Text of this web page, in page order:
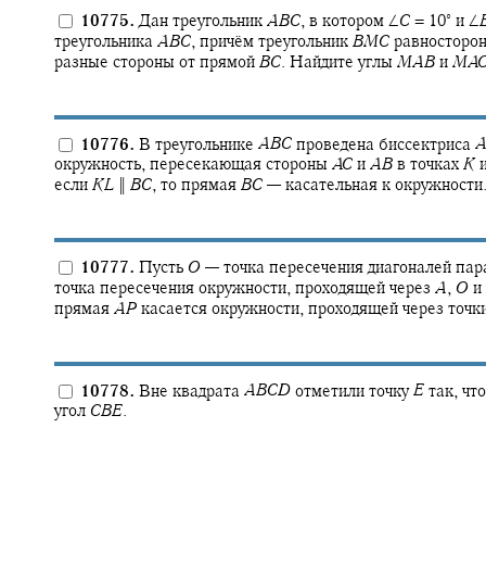
10775. Дан треугольник ABC, в котором ∠C = 10‍∘ и ∠
треугольника ABC, причём треугольник BMC
разные стороны от прямой BC. Найдите углы MAB и MA
10776. В треугольнике ABC проведена биссектриса A
окружность, пересекающая стороны AC и AB в точках K
если KL BC, то прямая BC — касательная к окружности.
10777. Пусть O — точка пересечения диагоналей
точка пересечения окружности, проходящей через A, O и
прямая AP касается окружности, проходящей через
10778. Вне квадрата ABCD отметили точкуE так,
угол CBE.